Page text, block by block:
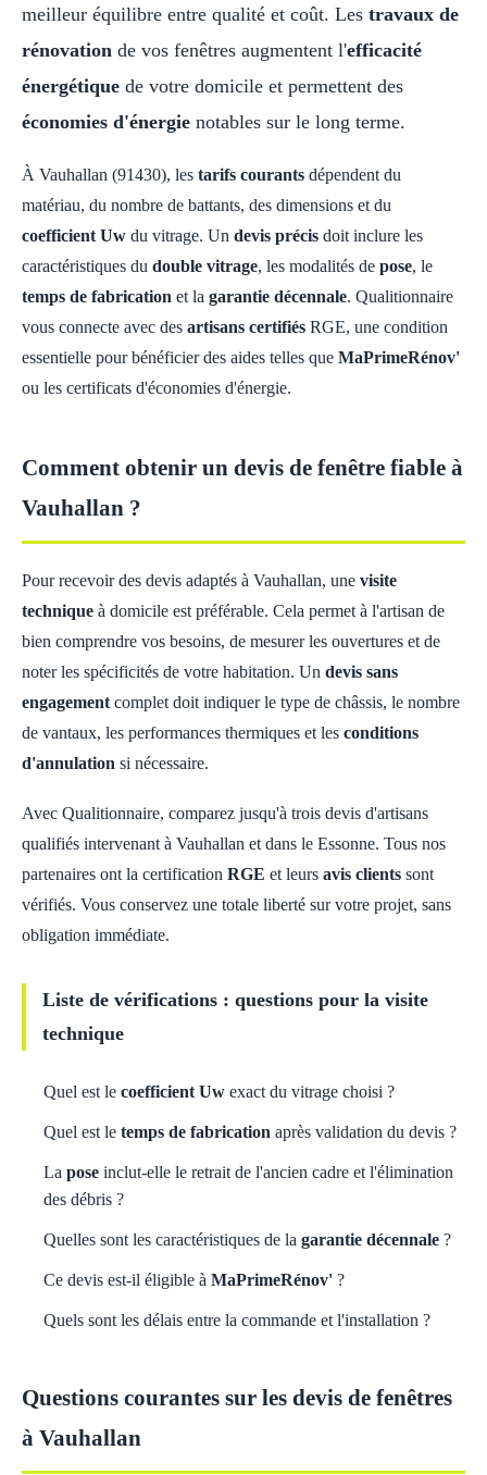
meilleur équilibre entre qualité et coût. Les travaux de
rénovation de vos fenêtres augmentent l'efficacité
énergétique de votre domicile et permettent des
économies d'énergie notables sur le long terme.
À Vauhallan (91430), les tarifs courants dépendent du
matériau, du nombre de battants, des dimensions et du
coefficient Uw du vitrage. Un devis précis doit inclure les
caractéristiques du double vitrage, les modalités de pose, le
temps de fabrication et la garantie décennale. Qualitionnaire
vous connecte avec des artisans certifiés RGE, une condition
essentielle pour bénéficier des aides telles que MaPrimeRénov'
ou les certificats d'économies d'énergie.
Comment obtenir un devis de fenêtre fiable à
Vauhallan ?
Pour recevoir des devis adaptés à Vauhallan, une visite
technique à domicile est préférable. Cela permet à l'artisan de
bien comprendre vos besoins, de mesurer les ouvertures et de
noter les spécificités de votre habitation. Un devis sans
engagement complet doit indiquer le type de châssis, le nombre
de vantaux, les performances thermiques et les conditions
d'annulation si nécessaire.
Avec Qualitionnaire, comparez jusqu'à trois devis d'artisans
qualifiés intervenant à Vauhallan et dans le Essonne. Tous nos
partenaires ont la certification RGE et leurs avis clients sont
vérifiés. Vous conservez une totale liberté sur votre projet, sans
obligation immédiate.
Liste de vérifications : questions pour la visite
technique
Quel est le coefficient Uw exact du vitrage choisi ?
Quel est le temps de fabrication après validation du devis ?
La pose inclut-elle le retrait de l'ancien cadre et l'élimination
des débris ?
Quelles sont les caractéristiques de la garantie décennale ?
Ce devis est-il éligible à MaPrimeRénov' ?
Quels sont les délais entre la commande et l'installation ?
Questions courantes sur les devis de fenêtres
à Vauhallan